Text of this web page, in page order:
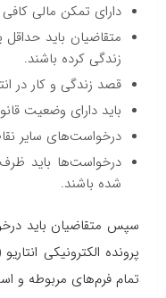
دارای تمکن مالی
متقاضیان باید
زندگی کرده باشند.
قصد زندگی و کار در
باید دارای وضعیت
درخواست‌های سایر
درخواست‌ها باید
شده باشند.
سپس متقاضیان باید
تمام فرم‌های مربوطه و